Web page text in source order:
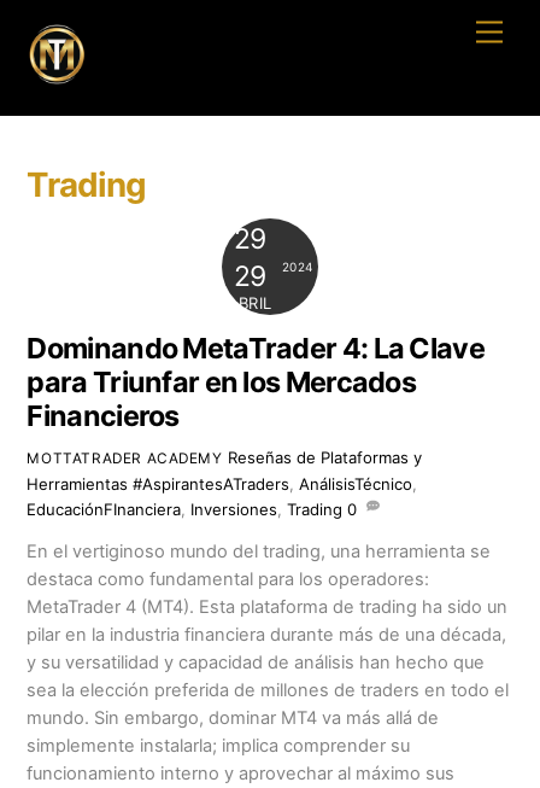
content
Trading
29
29
ABRIL
2024
Dominando MetaTrader 4: La Clave
para Triunfar en los Mercados
Financieros
MOTTATRADER ACADEMY Reseñas de Plataformas y
Herramientas #AspirantesATraders ,AnálisisTécnico
EducaciónFInanciera Inversiones ,Trading 0
En el vertiginoso mundo del trading, una herramienta se
destaca como fundamental para los operadores:
MetaTrader 4 (MT4). Esta plataforma de trading ha sido un
pilar en la industria financiera durante más de una década,
y su versatilidad y capacidad de análisis han hecho que
sea la elección preferida de millones de traders en todo el
mundo. Sin embargo, dominar MT4 va más allá de
simplemente instalarla; implica comprender su
funcionamiento interno y aprovechar al máximo sus